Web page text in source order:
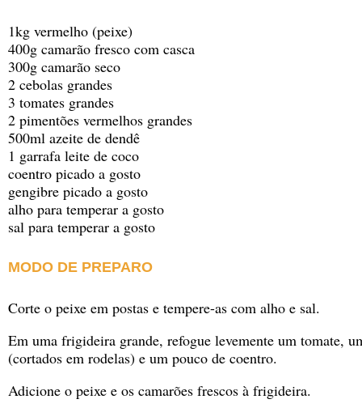
1kg vermelho (peixe)
400g camarão fresco com casca
300g camarão seco
2 cebolas grandes
3 tomates grandes
2 pimentões vermelhos grandes
500ml azeite de dendê
1 garrafa leite de coco
coentro picado a gosto
gengibre picado a gosto
alho para temperar a gosto
sal para temperar a gosto
MODO DE PREPARO
Corte o peixe em postas e tempere-as com alho e sal.
Em uma frigideira grande, refogue levemente um tomate,
(cortados em rodelas) e um pouco de coentro.
Adicione o peixe e os camarões frescos à frigideira.